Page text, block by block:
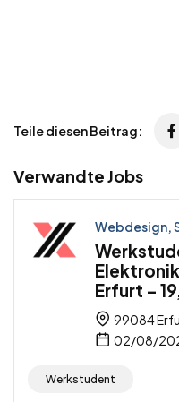
Teile diesen Beitrag:
Verwandte Jobs
Webdesign,
Erfurt –
99084
02/08/
Werkstudent